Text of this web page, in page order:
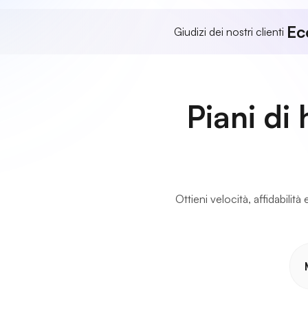
Giudizi dei nostri clienti
Piani di
Ottieni velocità, affidabilità